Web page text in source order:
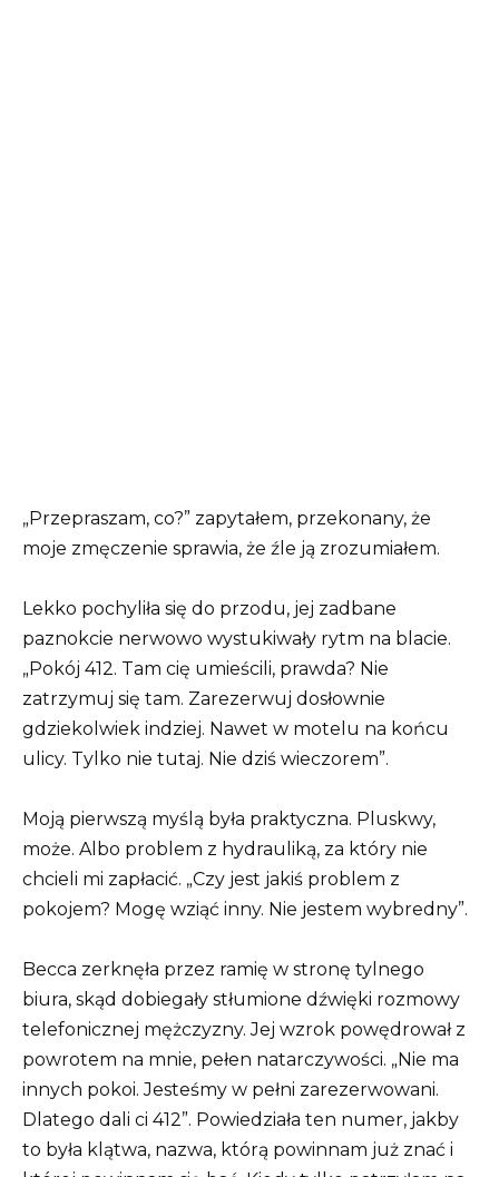
„Przepraszam, co?” zapytałem, przekonany, że
moje zmęczenie sprawia, że ​​źle ją zrozumiałem.
Lekko pochyliła się do przodu, jej zadbane
paznokcie nerwowo wystukiwały rytm na blacie.
„Pokój 412. Tam cię umieścili, prawda? Nie
zatrzymuj się tam. Zarezerwuj dosłownie
gdziekolwiek indziej. Nawet w motelu na końcu
ulicy. Tylko nie tutaj. Nie dziś wieczorem”.
Moją pierwszą myślą była praktyczna. Pluskwy,
może. Albo problem z hydrauliką, za który nie
chcieli mi zapłacić. „Czy jest jakiś problem z
pokojem? Mogę wziąć inny. Nie jestem wybredny”.
Becca zerknęła przez ramię w stronę tylnego
biura, skąd dobiegały stłumione dźwięki rozmowy
telefonicznej mężczyzny. Jej wzrok powędrował z
powrotem na mnie, pełen natarczywości. „Nie ma
innych pokoi. Jesteśmy w pełni zarezerwowani.
Dlatego dali ci 412”. Powiedziała ten numer, jakby
to była klątwa, nazwa, którą powinnam już znać i